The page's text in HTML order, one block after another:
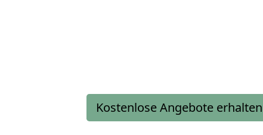
Kostenlose Angebote erhalten